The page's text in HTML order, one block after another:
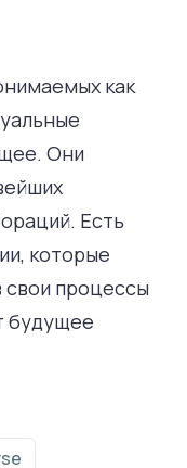
как
Они
Есть
которые
процессы
будущее